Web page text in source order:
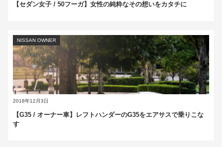
【セダン女子 / 50フーガ】女性の純粋なその想いをカタチに
2018年12月3日
NISSAN OWNER
【G35 / オーナー車】レフトハンダーのG35をエアサスで乗りこな
す